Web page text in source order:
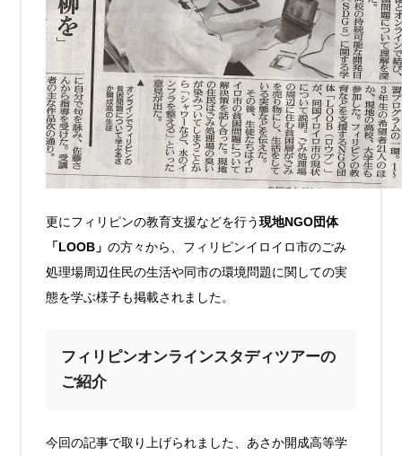
更にフィリピンの教育支援などを行う現地NGO団体
「LOOB」の方々から、フィリピンイロイロ市のごみ
処理場周辺住民の生活や同市の環境問題に関しての実
態を学ぶ様子も掲載されました。
フィリピンオンラインスタディツアーの
ご紹介
今回の記事で取り上げられました、あさか開成高等学